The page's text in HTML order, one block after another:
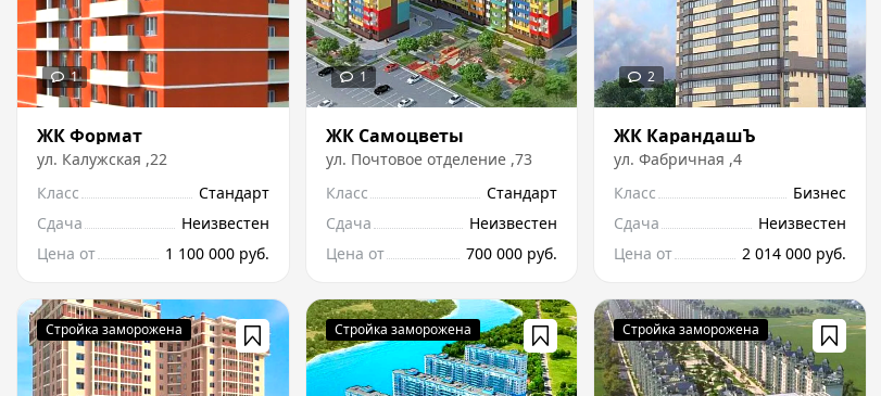
ЖК Формат
ул. Калужская ,22
Класс
Стандарт
Сдача
Неизвестен
Цена от
1 100 000 руб.
ЖК Самоцветы
ул. Почтовое отделение,73
Класс
Стандарт
Сдача
Неизвестен
Цена от
700 000 руб.
ЖК КарандашЪ
ул.Фабричная ,4
Класс
Бизнес
Сдача
Неизвестен
Цена от
2 014 000 руб.